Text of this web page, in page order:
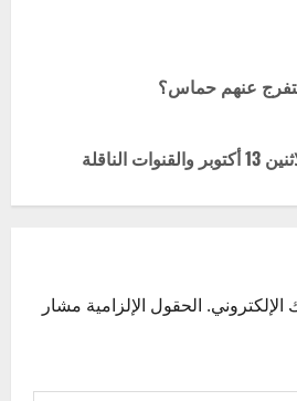
عنهم حماس؟
الحقول الإلزامية مشار